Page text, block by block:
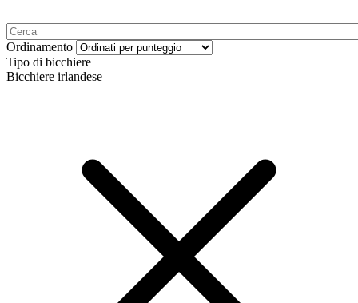
Ordinamento
Tipo di bicchiere
Bicchiere irlandese